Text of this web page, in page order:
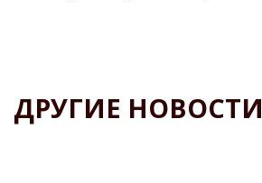
ДРУГИЕ НОВОСТИ